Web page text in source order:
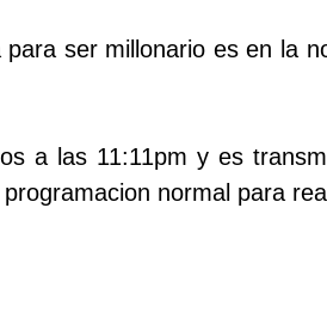
ser millonario es en la
a las 11:11pm y es
normal para